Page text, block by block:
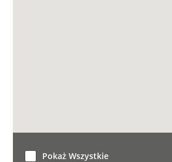
Pokaż Wszystkie